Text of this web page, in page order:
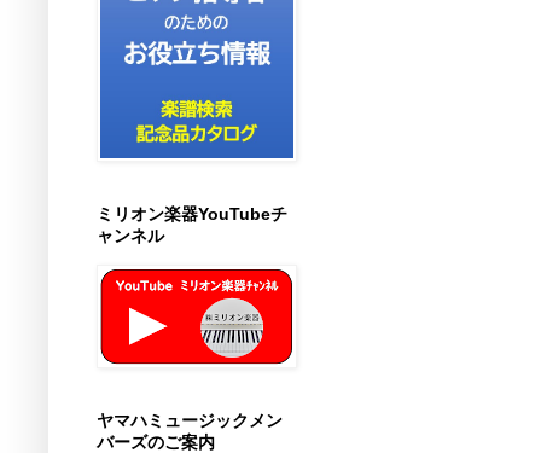
ミリオン楽器YouTubeチ
ャンネル
ヤマハミュージックメン
バーズのご案内